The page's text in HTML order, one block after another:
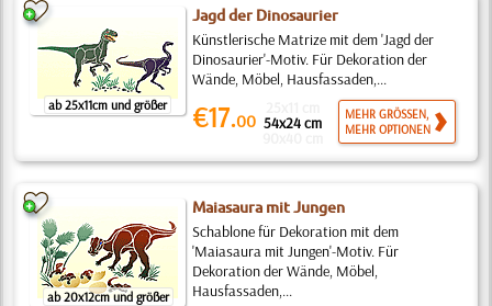
ab 25x11cm und größer
Jagd der Dinosaurier
Künstlerische Matrize mit dem 'Jagd der
Dinosaurier'-Motiv. Für Dekoration der
Wände, Möbel, Hausfassaden,...
€17.00 54x24 cm
MEHR GRÖSSEN,
MEHR OPTIONEN
ab 20x12cm und größer
Maiasaura mit Jungen
Schablone für Dekoration mit dem
'Maiasaura mit Jungen'-Motiv. Für
Dekoration der Wände, Möbel,
Hausfassaden,...